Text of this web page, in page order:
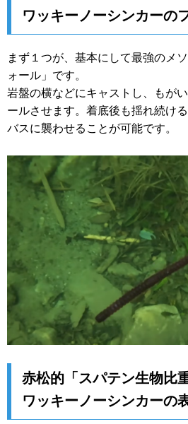
ワッキーノーシンカーの
まず１つが、基本にして最強のメ
ォール」です。
岩盤の横などにキャストし、もが
ールさせます。着底後も揺れ続け
バスに襲わせることが可能です。
赤松的「スパテン生物比
ワッキーノーシンカーの